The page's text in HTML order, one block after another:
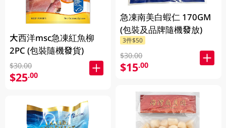
大西洋msc急凍紅魚柳
2PC (包裝隨機發貨)
$30.00
$25.00
急凍南美白蝦仁 170GM
(包裝及品牌隨機發放)
3件$50
$30.00
$15.00